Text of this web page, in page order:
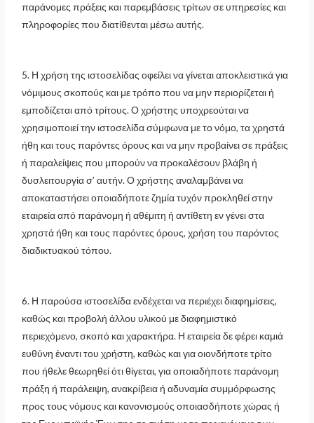
παράνομες πράξεις και παρεμβάσεις τρίτων σε υπηρεσίες και
πληροφορίες που διατίθενται μέσω αυτής.
5. Η χρήση της ιστοσελίδας οφείλει να γίνεται αποκλειστικά για
νόμιμους σκοπούς και με τρόπο που να μην περιορίζεται ή
εμποδίζεται από τρίτους. Ο χρήστης υποχρεούται να
χρησιμοποιεί την ιστοσελίδα σύμφωνα με το νόμο, τα χρηστά
ήθη και τους παρόντες όρους και να μην προβαίνει σε πράξεις
ή παραλείψεις που μπορούν να προκαλέσουν βλάβη ή
δυσλειτουργία σ’ αυτήν. Ο χρήστης αναλαμβάνει να
αποκαταστήσει οποιαδήποτε ζημία τυχόν προκληθεί στην
εταιρεία από παράνομη ή αθέμιτη ή αντίθετη εν γένει στα
χρηστά ήθη και τους παρόντες όρους, χρήση του παρόντος
διαδικτυακού τόπου.
6. Η παρούσα ιστοσελίδα ενδέχεται να περιέχει διαφημίσεις,
καθώς και προβολή άλλου υλικού με διαφημιστικό
περιεχόμενο, σκοπό και χαρακτήρα. Η εταιρεία δε φέρει καμιά
ευθύνη έναντι του χρήστη, καθώς και για οιονδήποτε τρίτο
που ήθελε θεωρηθεί ότι θίγεται, για οποιαδήποτε παράνομη
πράξη ή παράλειψη, ανακρίβεια ή αδυναμία συμμόρφωσης
προς τους νόμους και κανονισμούς οποιασδήποτε χώρας ή